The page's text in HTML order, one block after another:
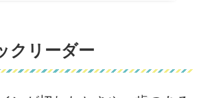
クリーダー